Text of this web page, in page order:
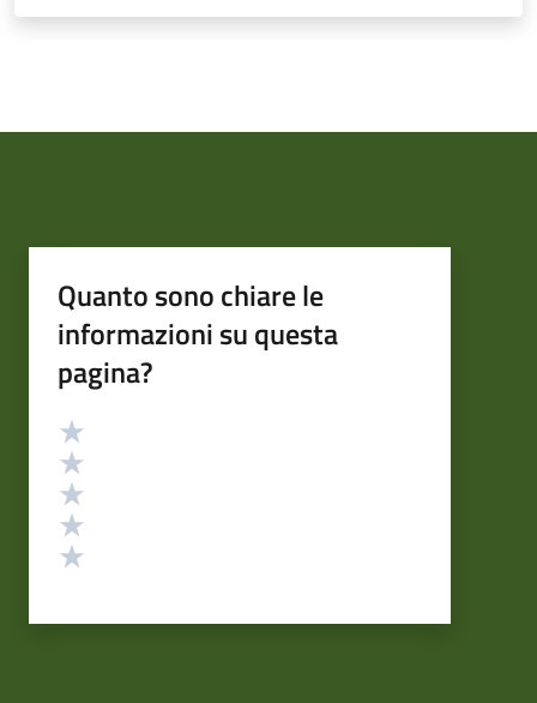
Quanto sono chiare le
informazioni su questa
pagina?
Valutazione